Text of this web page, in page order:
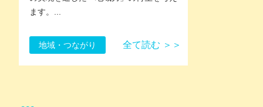
ます。...
地域・つながり 全て読む ＞＞